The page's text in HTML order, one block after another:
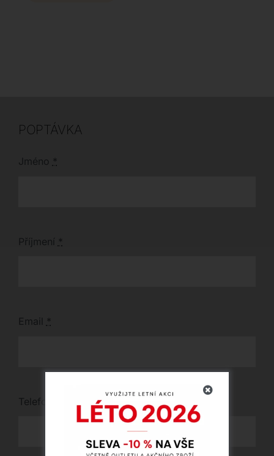
POPTÁVKA
Jméno *
Příjmení *
Email *
Telefon